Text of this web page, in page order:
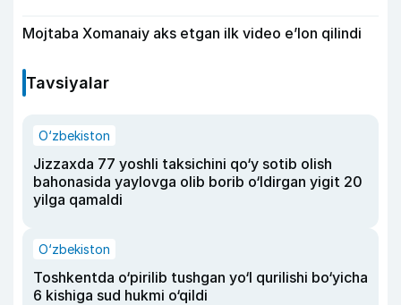
Mojtaba Xomanaiy aks etgan ilk video e’lon qilindi
Tavsiyalar
O‘zbekiston
Jizzaxda 77 yoshli taksichini qo‘y sotib olish
bahonasida yaylovga olib borib o‘ldirgan yigit 20
yilga qamaldi
O‘zbekiston
Toshkentda o‘pirilib tushgan yo‘l qurilishi bo‘yicha
6 kishiga sud hukmi o‘qildi